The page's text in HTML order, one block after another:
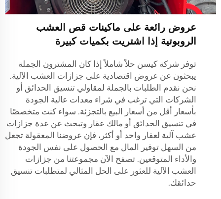
عروض رائعة على ماكينات قص العشب
الروبوتية إذا اشتريت بكميات كبيرة
توفر شركة كيسن حلاً شاملاً إذا كان المشترون الجملة
يبحثون عن عروض اقتصادية على جزازات العشب الآلية.
نحن نقدم الطلبات بالجملة لمقاولي تنسيق الحدائق أو
الشركات التي ترغب في شراء معدات عالية الجودة
بأسعار أقل من أسعار البيع بالتجزئة. سواء كنت متخصصًا
في تنسيق الحدائق أو مالك عقار وتبحث عن عدة جزازات
عشب آلية لعقار واحد أو أكثر، فإن عروضنا المعقولة تجعل
من السهل توفير المال مع الحصول على نفس الجودة
والأداء المتوقعين. تصفح الآن مجموعتنا من جزازات
العشب الآلية للعثور على الحل المثالي لمتطلبات تنسيق
حدائقك.